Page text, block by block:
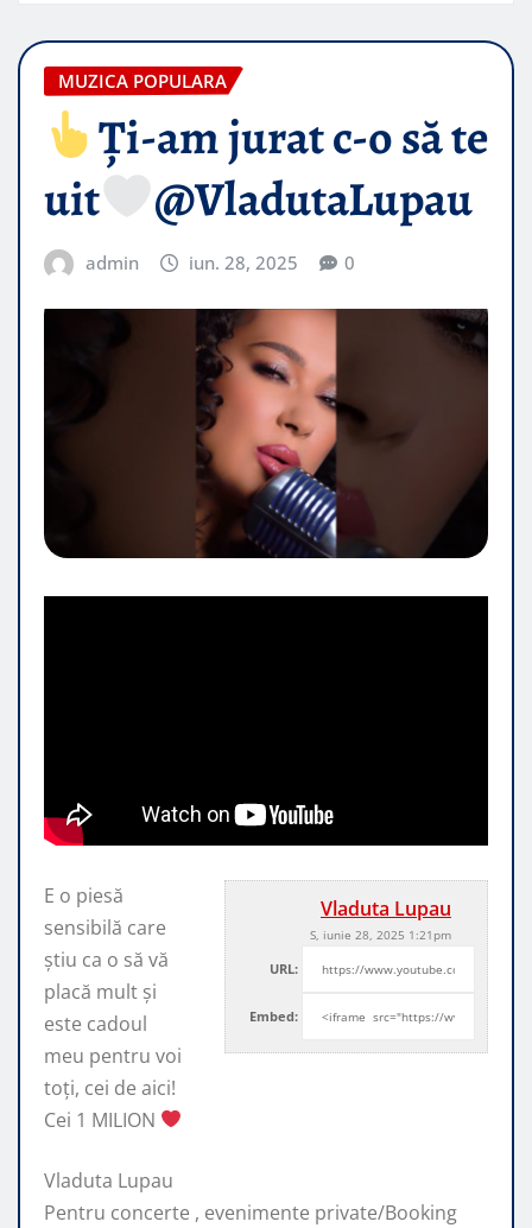
MUZICA POPULARA
Ți-am jurat c-o să te
uit
@VladutaLupau
admin iun. 28, 2025 0
Vladuta Lupau
S, iunie 28, 2025 1:21pm
URL:
Embed:
E o piesă
sensibilă care
știu ca o să vă
placă mult și
este cadoul
meu pentru voi
toți, cei de aici!
Cei 1 MILION
Vladuta Lupau
Pentru concerte , evenimente private/Booking